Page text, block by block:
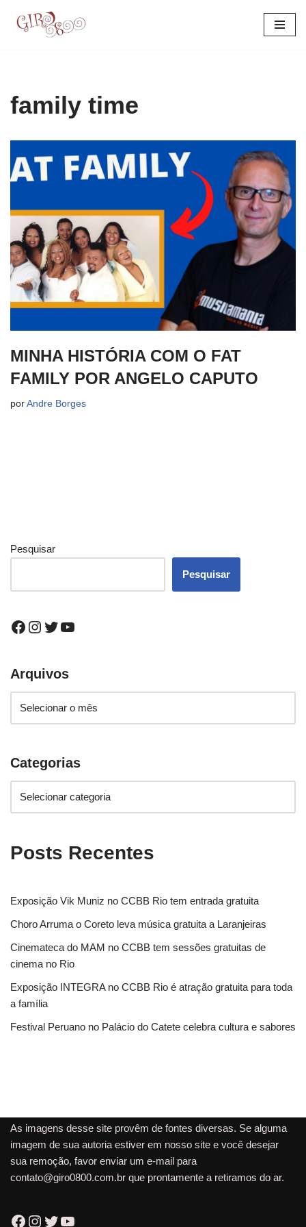
family time
MINHA HISTÓRIA COM O FAT
FAMILY POR ANGELO CAPUTO
por Andre Borges
Pesquisar
Pesquisar
Arquivos
Categorias
Posts Recentes
Exposição Vik Muniz no CCBB Rio tem entrada gratuita
Choro Arruma o Coreto leva música gratuita a Laranjeiras
Cinemateca do MAM no CCBB tem sessões gratuitas de
cinema no Rio
Exposição INTEGRA no CCBB Rio é atração gratuita para toda
a família
Festival Peruano no Palácio do Catete celebra cultura e sabores
As imagens desse site provêm de fontes diversas. Se alguma
imagem de sua autoria estiver em nosso site e você desejar
sua remoção, favor enviar um e-mail para
contato@giro0800.com.br que prontamente a retiramos do ar.